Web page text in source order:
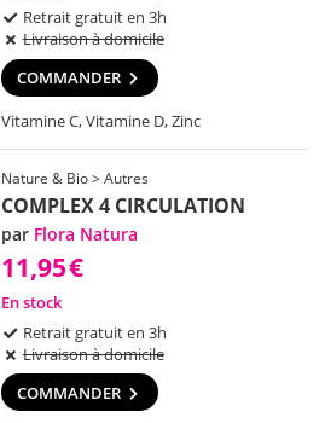
Retrait gratuit en 3h
Livraison à domicile
COMMANDER
Vitamine C, Vitamine D, Zinc
Nature & Bio > Autres
COMPLEX 4 CIRCULATION
par Flora Natura
11,95€
En stock
Retrait gratuit en 3h
Livraison à domicile
COMMANDER